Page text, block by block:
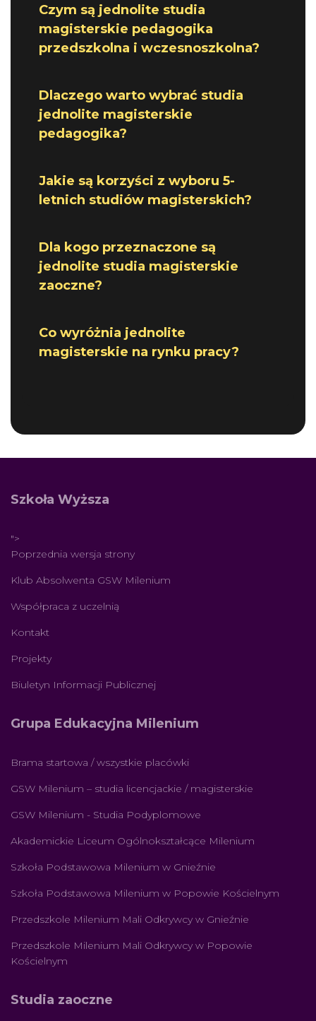
Czym są jednolite studia
magisterskie pedagogika
przedszkolna i wczesnoszkolna?
Dlaczego warto wybrać studia
jednolite magisterskie
pedagogika?
Jakie są korzyści z wyboru 5-
letnich studiów magisterskich?
Dla kogo przeznaczone są
jednolite studia magisterskie
zaoczne?
Co wyróżnia jednolite
magisterskie na rynku pracy?
Szkoła Wyższa
">
Poprzednia wersja strony
Klub Absolwenta GSW Milenium
Współpraca z uczelnią
Kontakt
Projekty
Biuletyn Informacji Publicznej
Grupa Edukacyjna Milenium
Brama startowa / wszystkie placówki
GSW Milenium – studia licencjackie / magisterskie
GSW Milenium - Studia Podyplomowe
Akademickie Liceum Ogólnokształcące Milenium
Szkoła Podstawowa Milenium w Gnieźnie
Szkoła Podstawowa Milenium w Popowie Kościelnym
Przedszkole Milenium Mali Odkrywcy w Gnieźnie
Przedszkole Milenium Mali Odkrywcy w Popowie
Kościelnym
Studia zaoczne